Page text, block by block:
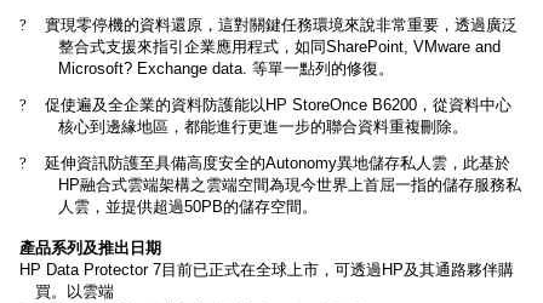
?
實現零停機的資料還原，這對關鍵任務環境來說非常重要，透過廣泛
整合式支援來指引企業應用程式，如同SharePoint, VMware and
Microsoft? Exchange data. 等單一點列的修復。
?
促使遍及全企業的資料防護能以 HP StoreOnce B6200，從資料中心
核心到邊緣地區， 都能進行更進一步的聯合資料重複刪除。
?
延伸資訊防護至具備高度安全的Autonomy異地儲存私人雲，此基於
HP融合式雲端架構之雲端空間為現今世界上首屈一指的儲存服務私
人雲，並提供超過50PB的儲存空間。
產品系列及推出日期
HP Data Protector 7目前已正式在全球上市，可透過 HP及其通路夥伴購
買。以雲端